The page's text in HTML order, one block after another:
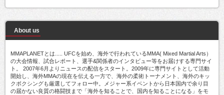
About us
MMAPLANETとは..... UFCを始め、海外で行われているMMA( Mixed Martial Arts）
の大会情報、試合レポート、選手&関係者のインタビュー等をお届けする専門サイ
ト。 2007年6月よりニュースの配信をスタート。2009年に専門サイトとして活動
開始し、海外MMAの現在を伝える一方で、海外の柔術トーナメント、海外のキッ
クボクシングも厳選してフォロー中。メジャー系イベントから日本国内で余り目
の届かない良質の格闘技まで「海外を知ることで、国内を知ることになる」をモ